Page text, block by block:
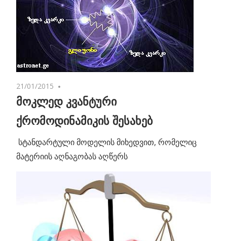
21/01/2015
მოკლედ კვანტური
ქრომოდინამიკის შესახებ
სტანდარტული მოდელის მიხედვით, რომელიც
მატერიის აღნაგობას აღწერს